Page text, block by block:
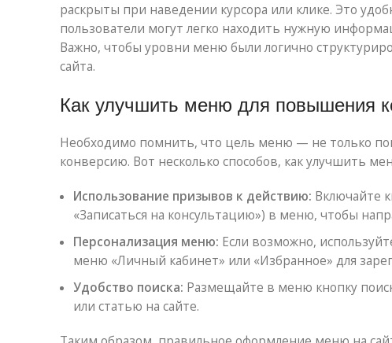
раскрыты при наведении курсора или клике. Это
пользователи могут легко находить нужную
Важно, чтобы уровни меню были логично
сайта.
Как улучшить меню для повышения
Необходимо помнить, что цель меню — не только
конверсию. Вот несколько способов, как улучшить
Использование призывов к действию: Включайте
«Записаться на консультацию») в меню, чтобы
Персонализация меню: Если возможно,
меню «Личный кабинет» или «Избранное» для
Удобство поиска: Размещайте в меню кнопку
или статью на сайте.